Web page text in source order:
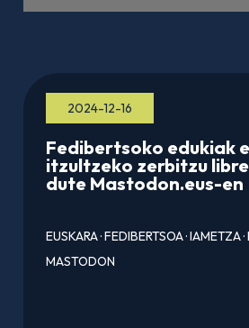
2024-12-16
Fedibertsoko edukiak
itzultzeko zerbitzu
dute Mastodon.eus-en
EUSKARA·FEDIBERTSOA·IAMETZA·
MASTODON